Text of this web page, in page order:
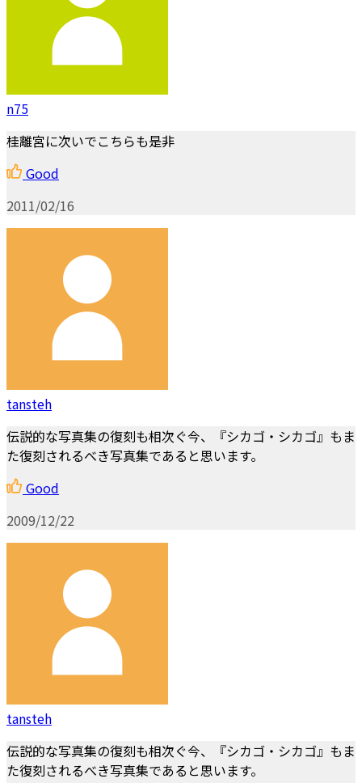
n75
桂離宮に次いでこちらも是非
Good
2011/02/16
tansteh
伝説的な写真集の復刻も相次ぐ今、『シカゴ・シカゴ』もま
た復刻されるべき写真集であると思います。
Good
2009/12/22
tansteh
伝説的な写真集の復刻も相次ぐ今、『シカゴ・シカゴ』もま
た復刻されるべき写真集であると思います。